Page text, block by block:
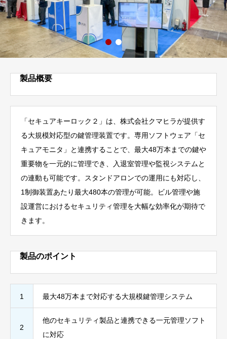
製品概要
「セキュアキーロック２」は、株式会社クマヒラが提供す
る大規模対応型の鍵管理装置です。専用ソフトウェア「セ
キュアモニタ」と連携することで、最大48万本までの鍵や
重要物を一元的に管理でき、入退室管理や監視システムと
の連動も可能です。スタンドアロンでの運用にも対応し、
1制御装置あたり最大480本の管理が可能。ビル管理や施
設運営におけるセキュリティ管理を大幅な効率化が期待で
きます。
製品のポイント
1 最大48万本まで対応する大規模鍵管理システム
2
他のセキュリティ製品と連携できる一元管理ソフト
に対応